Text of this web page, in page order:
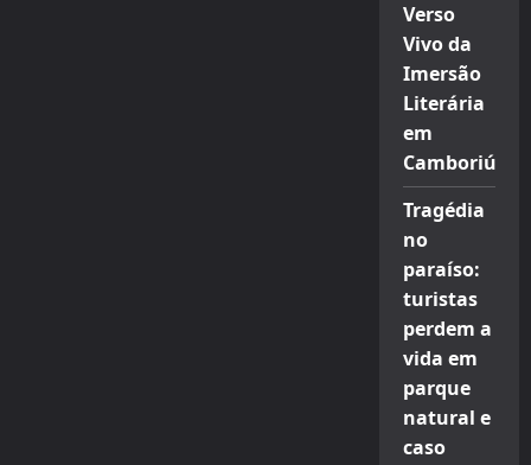
Verso
Vivo da
Imersão
Literária
em
Camboriú
Tragédia
no
paraíso:
turistas
perdem a
vida em
parque
natural e
caso